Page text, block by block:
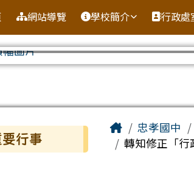
孝國中
網站導覽 學校簡介 行政處
內容
要行事
主內容區
Home忠孝國中
轉知修正「行